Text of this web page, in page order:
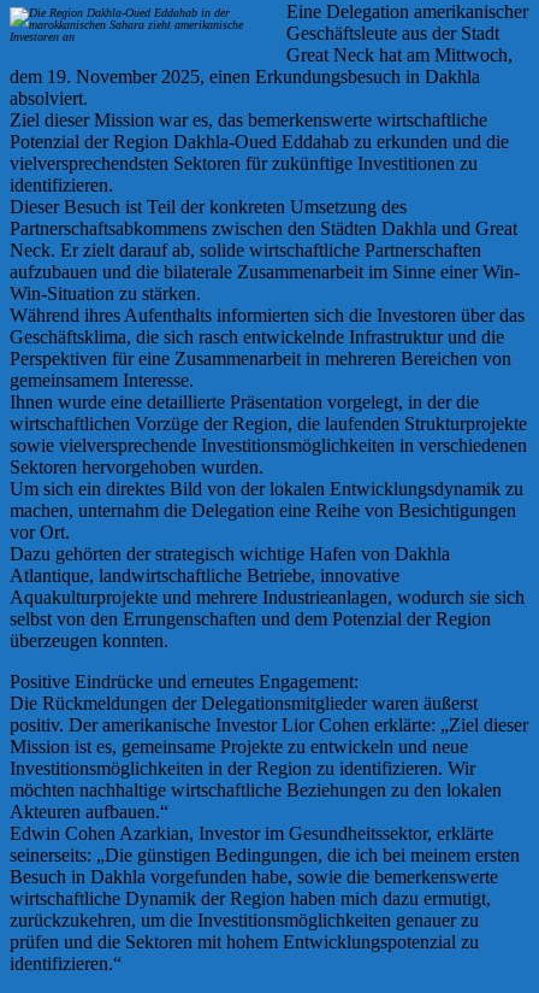
Eine Delegation amerikanischer
Geschäftsleute aus der Stadt
Great Neck hat am Mittwoch,
dem 19. November 2025, einen Erkundungsbesuch in Dakhla
absolviert.
Ziel dieser Mission war es, das bemerkenswerte wirtschaftliche
Potenzial der Region Dakhla-Oued Eddahab zu erkunden und die
vielversprechendsten Sektoren für zukünftige Investitionen zu
identifizieren.
Dieser Besuch ist Teil der konkreten Umsetzung des
Partnerschaftsabkommens zwischen den Städten Dakhla und Great
Neck. Er zielt darauf ab, solide wirtschaftliche Partnerschaften
aufzubauen und die bilaterale Zusammenarbeit im Sinne einer Win-
Win-Situation zu stärken.
Während ihres Aufenthalts informierten sich die Investoren über das
Geschäftsklima, die sich rasch entwickelnde Infrastruktur und die
Perspektiven für eine Zusammenarbeit in mehreren Bereichen von
gemeinsamem Interesse.
Ihnen wurde eine detaillierte Präsentation vorgelegt, in der die
wirtschaftlichen Vorzüge der Region, die laufenden Strukturprojekte
sowie vielversprechende Investitionsmöglichkeiten in verschiedenen
Sektoren hervorgehoben wurden.
Um sich ein direktes Bild von der lokalen Entwicklungsdynamik zu
machen, unternahm die Delegation eine Reihe von Besichtigungen
vor Ort.
Dazu gehörten der strategisch wichtige Hafen von Dakhla
Atlantique, landwirtschaftliche Betriebe, innovative
Aquakulturprojekte und mehrere Industrieanlagen, wodurch sie sich
selbst von den Errungenschaften und dem Potenzial der Region
überzeugen konnten.
Positive Eindrücke und erneutes Engagement:
Die Rückmeldungen der Delegationsmitglieder waren äußerst
positiv. Der amerikanische Investor Lior Cohen erklärte: „Ziel dieser
Mission ist es, gemeinsame Projekte zu entwickeln und neue
Investitionsmöglichkeiten in der Region zu identifizieren. Wir
möchten nachhaltige wirtschaftliche Beziehungen zu den lokalen
Akteuren aufbauen.“
Edwin Cohen Azarkian, Investor im Gesundheitssektor, erklärte
seinerseits: „Die günstigen Bedingungen, die ich bei meinem ersten
Besuch in Dakhla vorgefunden habe, sowie die bemerkenswerte
wirtschaftliche Dynamik der Region haben mich dazu ermutigt,
zurückzukehren, um die Investitionsmöglichkeiten genauer zu
prüfen und die Sektoren mit hohem Entwicklungspotenzial zu
identifizieren.“